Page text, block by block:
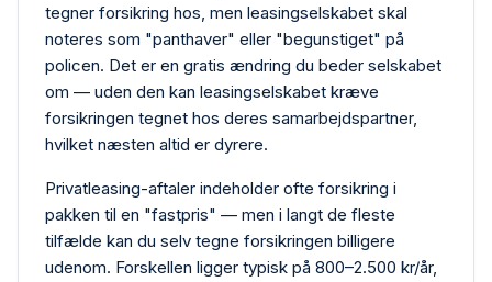
tegner forsikring hos, men leasing­selskabet skal
noteres som "panthaver" eller "begunstiget" på
policen. Det er en gratis ændring du beder selskabet
om — uden den kan leasing­selskabet kræve
forsikringen tegnet hos deres samarbejdspartner,
hvilket næsten altid er dyrere.
Privat­leasing-aftaler indeholder ofte forsikring i
pakken til en "fastpris" — men i langt de fleste
tilfælde kan du selv tegne forsikringen billigere
udenom. Forskellen ligger typisk på 800–2.500 kr/år,